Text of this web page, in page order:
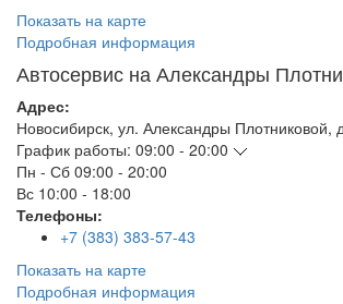
Показать на карте
Подробная информация
Автосервис на Александры
Адрес:
Новосибирск, ул. Александры Плотниковой,
График работы: 09:00 - 20:00
Пн - Сб 09:00 - 20:00
Вс 10:00 - 18:00
Телефоны:
+7 (383) 383-57-43
Показать на карте
Подробная информация